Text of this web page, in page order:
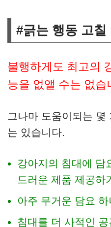
#긁는 행동 고칠
불행하게도 최고의
능을 없앨 수는 없습
그나마 도움이되는 몇
는 있습니다.
강아지의 침대에 담
드러운 제품 제공하
아주 무거운 담요
침대를 더 사적인